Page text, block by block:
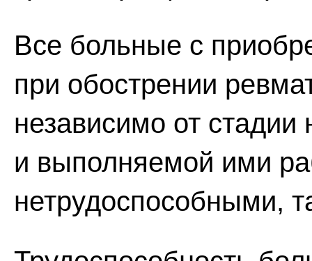
Все больные с
при обострении
независимо от
и выполняемой ими
нетрудоспособными,